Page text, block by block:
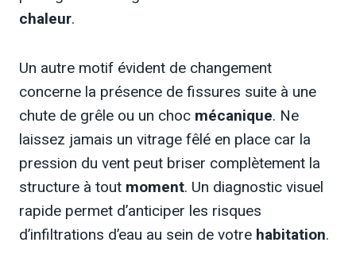
chaleur.
Un autre motif évident de changement
concerne la présence de fissures suite à une
chute de grêle ou un choc mécanique. Ne
laissez jamais un vitrage fêlé en place car la
pression du vent peut briser complètement la
structure à tout moment. Un diagnostic visuel
rapide permet d’anticiper les risques
d’infiltrations d’eau au sein de votre habitation.